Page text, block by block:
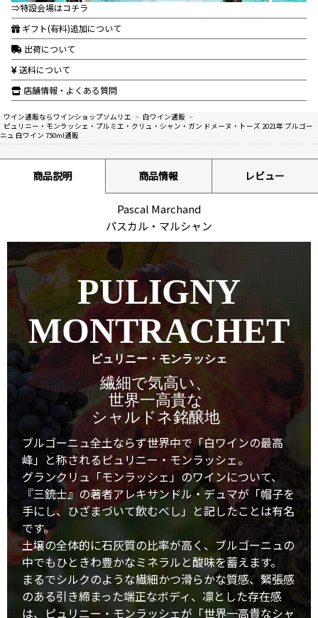
⇒特設会場はコチラ
ギフト(有料)追加について
出荷について
送料について
店舗情報・よくある質問
ワイン通販ならワインショップソムリエ > 白ワイン通販 >
ピュリニー・モンラッシェ・プルミエ・クリュ・シャン・ガン ドメーヌ・トーズ 2021年 ブルゴー
ニュ 白ワイン 750ml通販
商品説明 商品情報 レビュー
Pascal Marchand
パスカル・マルシャン
PULIGNY
MONTRACHET
ピュリニー・モンラッシェ
繊細で気高い、
世界一高貴な
シャルドネ銘醸地
ブルゴーニュ全土ならず世界中で「白ワインの最高
峰」と称されるピュリニー・モンラッシェ。
グランクリュ「モンラッシェ」のワインについて、
『三銃士』の著者アレキサンドル・デュマが「帽子を
手にし、ひざまづいて飲むべし」と記したことは有名
です。
土壌の全体的に石灰質の比率が高く、ブルゴーニュの
中でもひときわ豊かなミネラルと酸味を蓄えます。
まるでシルクのような繊細かつ滑らかな質感、緊張感
のある引き締まった端正なボディ、凛とした存在感
は、ピュリニー・モンラッシェが「世界一高貴なシャ